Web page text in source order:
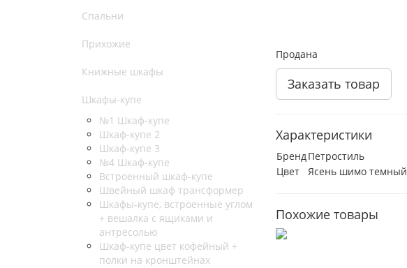
Спальни
Прихожие
Книжные шкафы
Шкафы-купе
№1 Шкаф-купе
Шкаф-купе 2
Шкаф-купе 3
№4 Шкаф-купе
Встроенный шкаф-купе
Швейный шкаф трансформер
Шкафы-купе, встроенные углом
+ вешалка с ящиками и
антресолью
Шкаф-купе цвет кофейный +
полки на кронштейнах
Продана
Заказать товар
Характеристики
БрендПетростиль
Цвет
Ясень шимо темный
Похожие товары